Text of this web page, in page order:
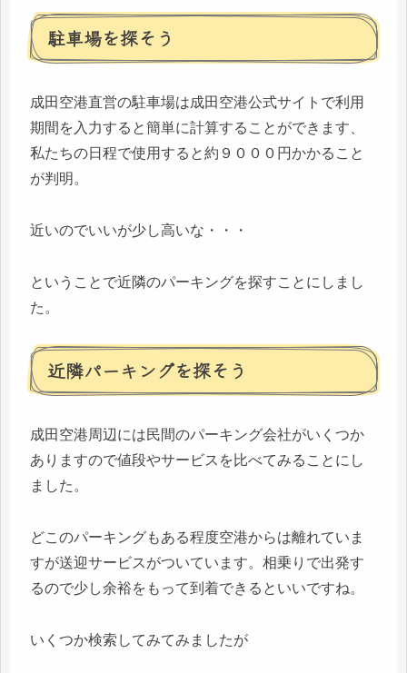
駐車場を探そう
成田空港直営の駐車場は成田空港公式サイトで利用
期間を入力すると簡単に計算することができます、
私たちの日程で使用すると約９０００円かかること
が判明。
近いのでいいが少し高いな・・・
ということで近隣のパーキングを探すことにしまし
た。
近隣パーキングを探そう
成田空港周辺には民間のパーキング会社がいくつか
ありますので値段やサービスを比べてみることにし
ました。
どこのパーキングもある程度空港からは離れていま
すが送迎サービスがついています。相乗りで出発す
るので少し余裕をもって到着できるといいですね。
いくつか検索してみてみましたが